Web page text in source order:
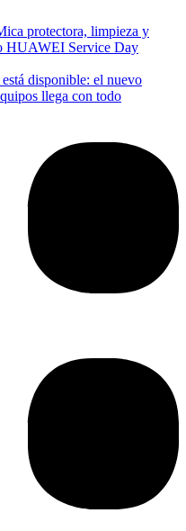
protectora, limpieza y
HUAWEI Service Day
disponible: el nuevo
llega con todo